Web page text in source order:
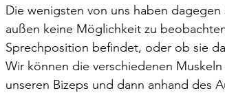
Die wenigsten von uns haben
außen keine Möglichkeit zu
Sprechposition befindet, oder ob sie
Wir können die verschiedenen
unseren Bizeps und dann anhand des